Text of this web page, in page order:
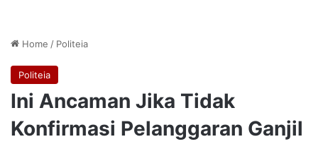
Home / Politeia
Politeia
Ini Ancaman Jika Tidak
Konfirmasi Pelanggaran Ganjil